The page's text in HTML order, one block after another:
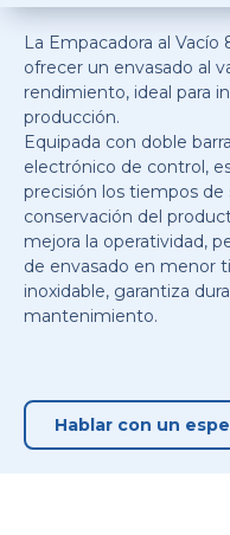
La Empacadora al
ofrecer un envasado al
rendimiento, ideal para
producción.
Equipada con doble
electrónico de control,
precisión los tiempos de
conservación del
mejora la operatividad,
de envasado en menor
inoxidable, garantiza
mantenimiento.
Hablar con un